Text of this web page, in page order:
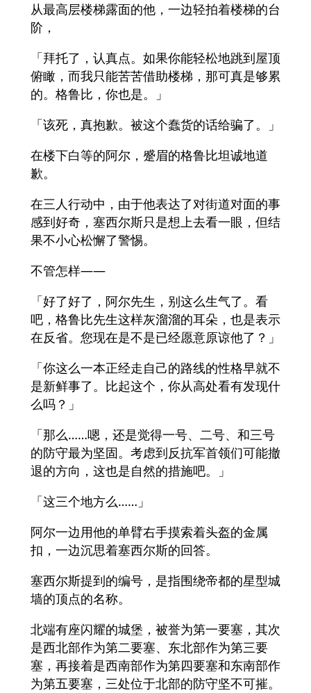
从最高层楼梯露面的他，一边轻拍着楼梯的台
阶，
「拜托了，认真点。如果你能轻松地跳到屋顶
俯瞰，而我只能苦苦借助楼梯，那可真是够累
的。格鲁比，你也是。」
「该死，真抱歉。被这个蠢货的话给骗了。」
在楼下白等的阿尔，蹙眉的格鲁比坦诚地道
歉。
在三人行动中，由于他表达了对街道对面的事
感到好奇，塞西尔斯只是想上去看一眼，但结
果不小心松懈了警惕。
不管怎样——
「好了好了，阿尔先生，别这么生气了。看
吧，格鲁比先生这样灰溜溜的耳朵，也是表示
在反省。您现在是不是已经愿意原谅他了？」
「你这么一本正经走自己的路线的性格早就不
是新鲜事了。比起这个，你从高处看有发现什
么吗？」
「那么……嗯，还是觉得一号、二号、和三号
的防守最为坚固。考虑到反抗军首领们可能撤
退的方向，这也是自然的措施吧。」
「这三个地方么……」
阿尔一边用他的单臂右手摸索着头盔的金属
扣，一边沉思着塞西尔斯的回答。
塞西尔斯提到的编号，是指围绕帝都的星型城
墙的顶点的名称。
北端有座闪耀的城堡，被誉为第一要塞，其次
是西北部作为第二要塞、东北部作为第三要
塞，再接着是西南部作为第四要塞和东南部作
为第五要塞，三处位于北部的防守坚不可摧。